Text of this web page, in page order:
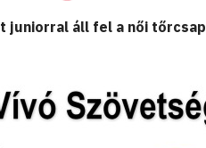
juniorral áll fel a női